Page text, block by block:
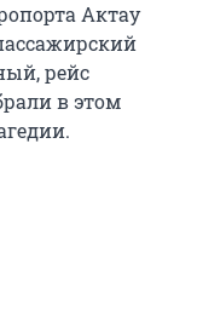
Актау
рейс
в этом